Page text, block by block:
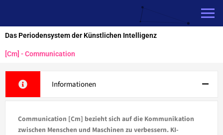
springen
Das Periodensystem der Künstlichen Intelligenz
[Cm] - Communication
Informationen
Communication [Cm] bezieht sich auf die Kommunikation
zwischen Menschen und Maschinen zu verbessern. KI-